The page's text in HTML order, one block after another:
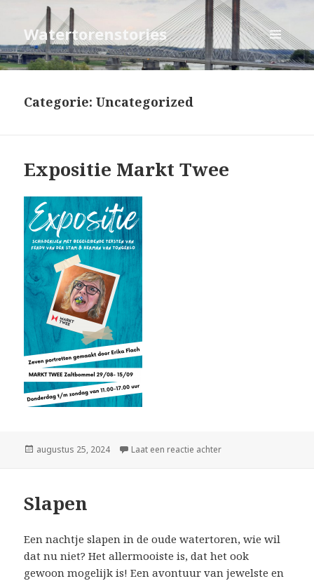
Watertorenstories
MENU
EN
Categorie: Uncategorized
Expositie Markt Twee
Geplaatst
augustus 25, 2024 Laat een reactie achter
Slapen
Een nachtje slapen in de oude watertoren, wie wil
dat nu niet? Het allermooiste is, dat het ook
gewoon mogelijk is! Een avontuur van jewelste en